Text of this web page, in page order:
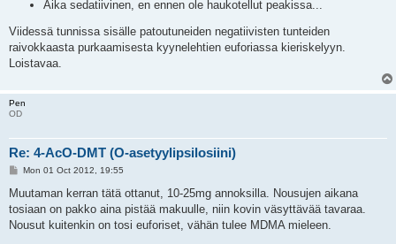
Aika sedatiivinen, en ennen ole haukotellut peakissa...
Viidessä tunnissa sisälle patoutuneiden negatiivisten tunteiden
raivokkaasta purkaamisesta kyynelehtien euforiassa kieriskelyyn.
Loistavaa.
Pen
OD
Re: 4-AcO-DMT (O-asetyylipsilosiini)
P
s
Mon 01 Oct 2012, 19:55
Muutaman kerran tätä ottanut, 10-25mg annoksilla. Nousujen aikana
tosiaan on pakko aina pistää makuulle, niin kovin väsyttävää tavaraa.
Nousut kuitenkin on tosi euforiset, vähän tulee MDMA mieleen.